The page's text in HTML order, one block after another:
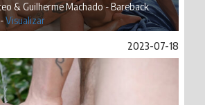
& Guilherme Machado - Bareback
Visualizar
2023-07-18